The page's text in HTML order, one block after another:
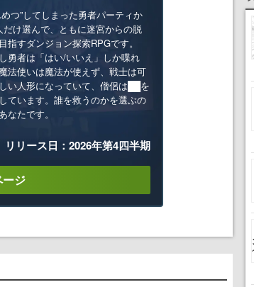
めつ”してしまった勇者パーティか
だけ選んで、ともに迷宮からの脱
指すダンジョン探索RPGです。
勇者は「はい/いいえ」しか喋れ
法使いは魔法が使えず、戦士は可
い人形になっていて、僧侶は██を
ています。誰を救うのかを選ぶの
なたです。
リリース日：2026年第4四半期
ジ